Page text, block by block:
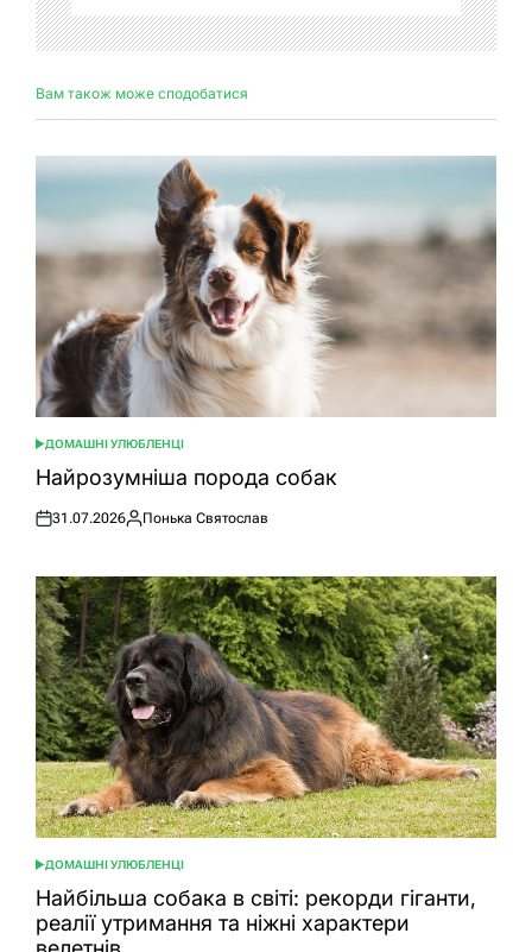
Вам також може сподобатися
ОПУБЛІКУВАТИ
У
ДОМАШНІ УЛЮБЛЕНЦІ
Найрозумніша порода собак
Оприлюднено
31.07.2026
Опубліковано
Понька Святослав
ОПУБЛІКУВАТИ
У
ДОМАШНІ УЛЮБЛЕНЦІ
Найбільша собака в світі: рекорди гіганти,
реалії утримання та ніжні характери